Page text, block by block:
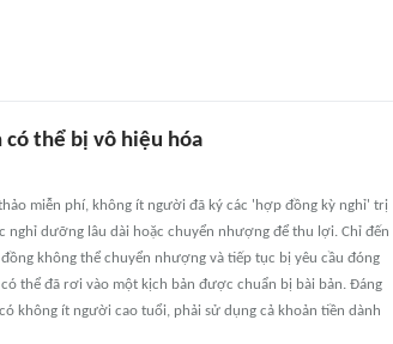
có thể bị vô hiệu hóa
miễn phí, không ít người đã ký các 'hợp đồng kỳ nghỉ' trị
nghỉ dưỡng lâu dài hoặc chuyển nhượng để thu lợi. Chỉ đến
không thể chuyển nhượng và tiếp tục bị yêu cầu đóng
thể đã rơi vào một kịch bản được chuẩn bị bài bản. Đáng
không ít người cao tuổi, phải sử dụng cả khoản tiền dành